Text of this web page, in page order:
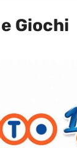
Giochi